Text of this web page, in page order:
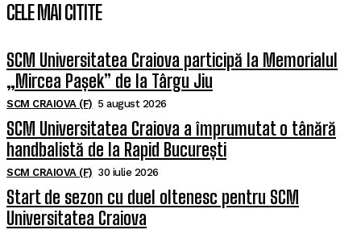
CELE MAI CITITE
SCM Universitatea Craiova participă la Memorialul
„Mircea Pașek” de la Târgu Jiu
SCM CRAIOVA (F) 5 august 2026
SCM Universitatea Craiova a împrumutat o tânără
handbalistă de la Rapid București
SCM CRAIOVA (F) 30 iulie 2026
Start de sezon cu duel oltenesc pentru SCM
Universitatea Craiova